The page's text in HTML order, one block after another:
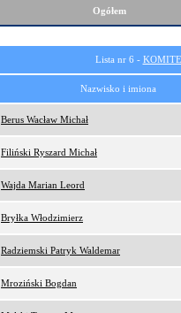
Ogółem
Lista nr 6 -
Nazwisko i imiona
Berus Wacław Michał
Filiński Ryszard Michał
Wajda Marian Leord
Bryłka Włodzimierz
Radziemski Patryk Waldemar
Mroziński Bogdan